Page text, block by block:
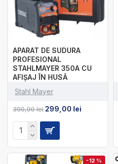
Stahl Mayer
APARAT DE SUDURA
PROFESIONAL
STAHLMAYER 350A CU
AFIȘAJ ÎN HUSĂ
390,00 lei 299,00 lei
-12 %